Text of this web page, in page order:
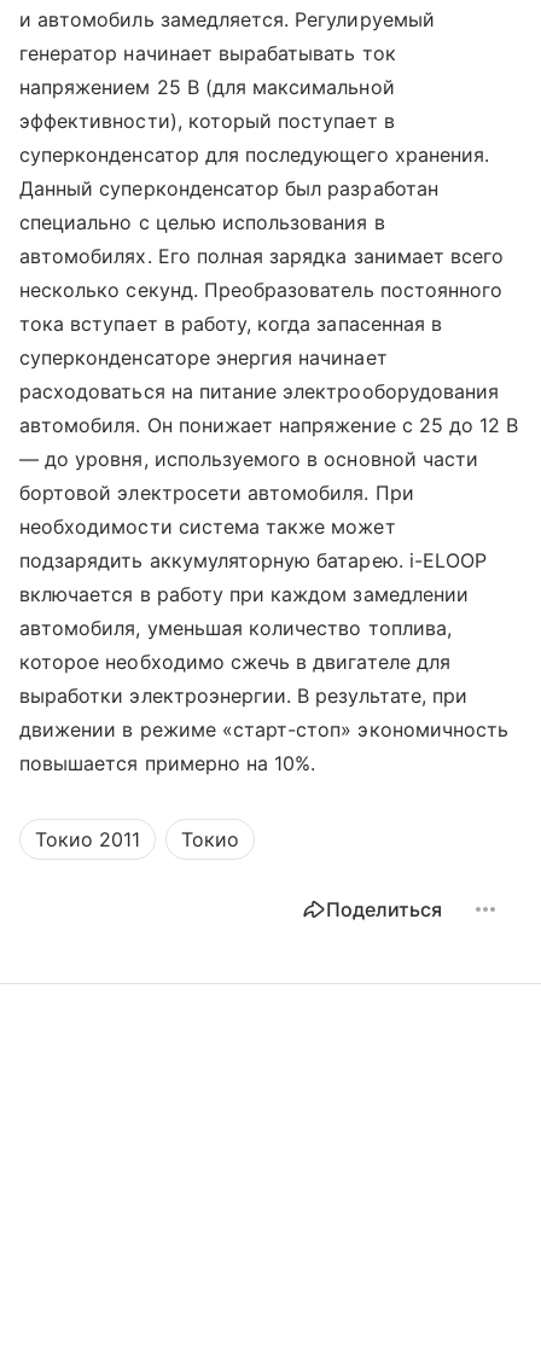
и автомобиль замедляется. Регулируемый
генератор начинает вырабатывать ток
напряжением 25 В (для максимальной
эффективности), который поступает в
суперконденсатор для последующего хранения.
Данный суперконденсатор был разработан
специально с целью использования в
автомобилях. Его полная зарядка занимает всего
несколько секунд. Преобразователь постоянного
тока вступает в работу, когда запасенная в
суперконденсаторе энергия начинает
расходоваться на питание электрооборудования
автомобиля. Он понижает напряжение с 25 до 12 В
— до уровня, используемого в основной части
бортовой электросети автомобиля. При
необходимости система также может
подзарядить аккумуляторную батарею. i-ELOOP
включается в работу при каждом замедлении
автомобиля, уменьшая количество топлива,
которое необходимо сжечь в двигателе для
выработки электроэнергии. В результате, при
движении в режиме «старт-стоп» экономичность
повышается примерно на 10%.
Токио 2011 Токио
Поделиться